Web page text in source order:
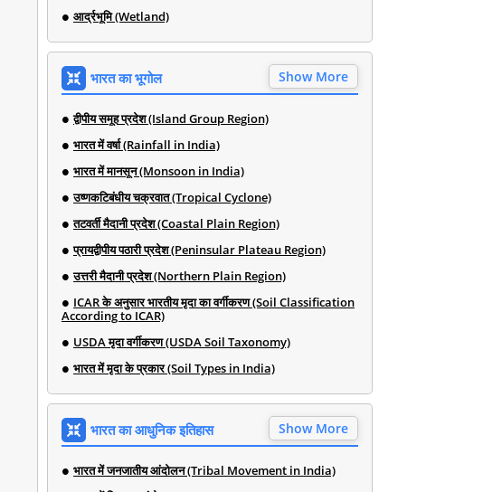
आर्द्रभूमि (Wetland)
भारत का भूगोल Show More
द्वीपीय समूह प्रदेश (Island Group Region)
भारत में वर्षा (Rainfall in India)
भारत में मानसून (Monsoon in India)
उष्णकटिबंधीय चक्रवात (Tropical Cyclone)
तटवर्ती मैदानी प्रदेश (Coastal Plain Region)
प्रायद्वीपीय पठारी प्रदेश (Peninsular Plateau Region)
उत्तरी मैदानी प्रदेश (Northern Plain Region)
ICAR के अनुसार भारतीय मृदा का वर्गीकरण (Soil Classification
According to ICAR)
USDA मृदा वर्गीकरण (USDA Soil Taxonomy)
भारत में मृदा के प्रकार (Soil Types in India)
भारत का आधुनिक इतिहास Show More
भारत में जनजातीय आंदोलन (Tribal Movement in India)